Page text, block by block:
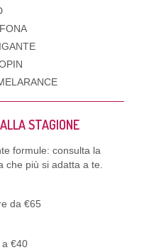
STAGIONE
formule: consulta la
che più si adatta a te.
da €65
€40